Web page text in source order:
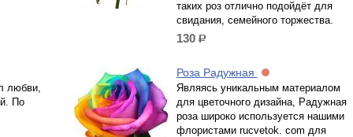
таких роз отлично подойдёт для
свидания, семейного торжества.
130 р.
любви,
По
Роза Радужная
Являясь уникальным материалом
для цветочного дизайна, Радужная
роза широко используется нашими
флористами rucvetok. com для